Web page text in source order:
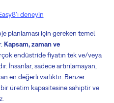
deneyin
planlaması için gereken temel
Kapsam, zaman ve
endüstride fiyatın tek ve/veya
İnsanlar, sadece artırılamayan,
en değerli varlıktır. Benzer
üretim kapasitesine sahiptir ve